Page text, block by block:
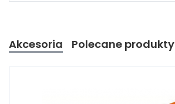
Akcesoria Polecane produkty